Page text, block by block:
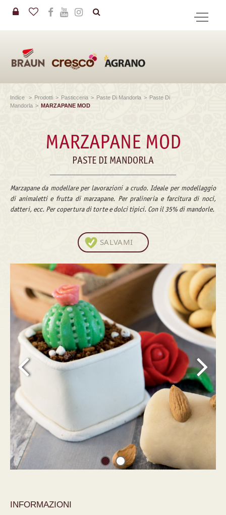
Indice > Prodotti > Pasticceria > Paste Di Mandorla > Paste Di
Mandorla > MARZAPANE MOD
MARZAPANE MOD
PASTE DI MANDORLA
Marzapane da modellare per lavorazioni a crudo. Ideale per modellaggio
di animaletti e frutta di marzapane. Per pralineria e farcitura di noci,
datteri, ecc. Per copertura di torte e dolci tipici. Con il 35% di mandorle.
SALVAMI
INFORMAZIONI